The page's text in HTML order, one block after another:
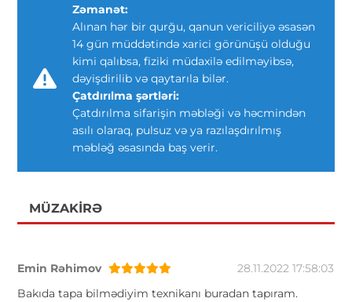
Zəmanət:
Alınan hər bir qurğu, qanun vericiliyə əsasən
14 gün müddətində xarici görünüşü olduğu
kimi qalıbsa, fiziki müdaxilə edilməyibsə,
dəyişdirilib və qaytarıla bilər.
Çatdırılma şərtləri:
Çatdırılma sifarişin məbləği və həcmindən
asılı olaraq, pulsuz və ya razılaşdırılmış
məbləğ əsasında baş verir.
MÜZAKIRƏ
Emin Rəhimov
28.11.2022 17:58:03
Bakıda tapa bilmədiyim texnikanı buradan tapıram.